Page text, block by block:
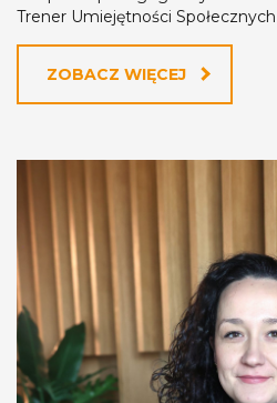
Trener Umiejętności Społecznych
ZOBACZ WIĘCEJ